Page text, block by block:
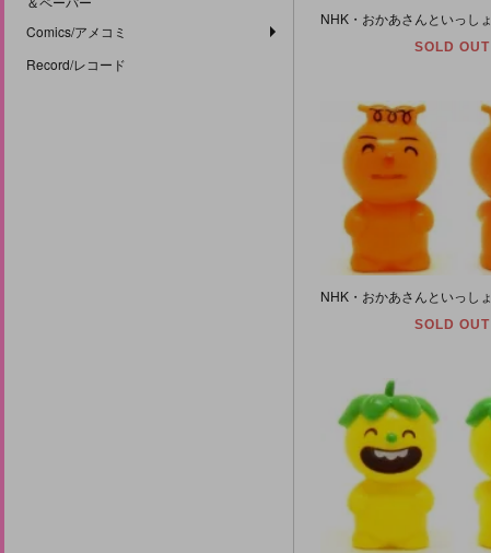
Comics/アメコミ
Record/レコード
SOLD OUT
SOLD OUT